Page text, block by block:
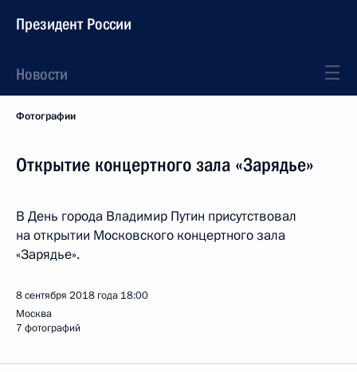
Президент России
Новости
Фотографии
Открытие концертного зала «Зарядье»
В День города Владимир Путин присутствовал
на открытии Московского концертного зала
«Зарядье».
8 сентября 2018 года 18:00
Москва
7 фотографий